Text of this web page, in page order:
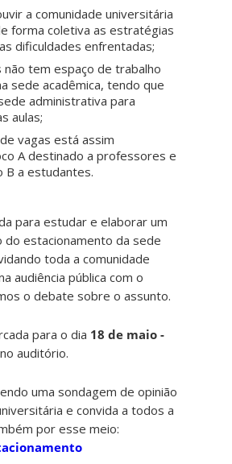
a comunidade universitária
forma coletiva as estratégias
dificuldades enfrentadas;
tem espaço de trabalho
sede acadêmica, tendo que
administrativa para
aulas;
vagas está assim
A destinado a professores e
B a estudantes.
para estudar e elaborar um
estacionamento da sede
toda a comunidade
audiência pública com o
o debate sobre o assunto.
para o dia 18 de maio -
no auditório.
uma sondagem de opinião
e convida a todos a
por esse meio: